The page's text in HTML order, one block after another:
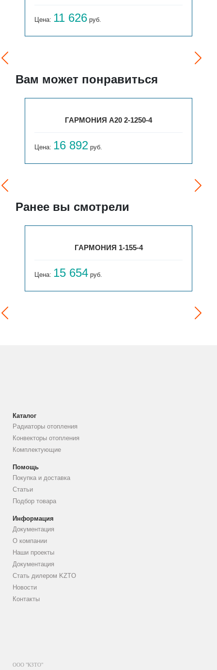
Цена: 11 626 руб.
Вам может понравиться
ГАРМОНИЯ А20 2-1250-4
Цена: 16 892 руб.
Ранее вы смотрели
ГАРМОНИЯ 1-155-4
Цена: 15 654 руб.
Каталог
Радиаторы отопления
Конвекторы отопления
Комплектующие
Помощь
Покупка и доставка
Статьи
Подбор товара
Информация
Документация
О компании
Наши проекты
Документация
Стать дилером KZTO
Новости
Контакты
ООО "КЗТО"